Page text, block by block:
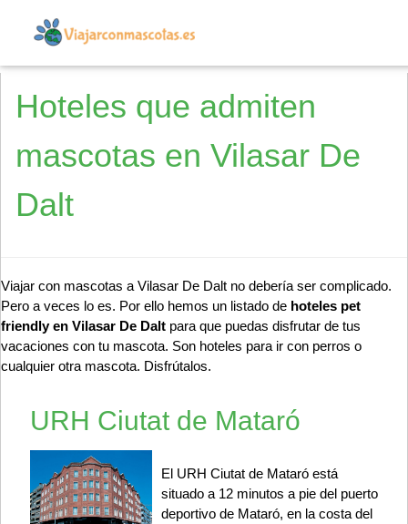
Hoteles que admiten
mascotas en Vilasar De
Dalt
Viajar con mascotas a Vilasar De Dalt no debería ser complicado.
Pero a veces lo es. Por ello hemos un listado de hoteles pet
friendly en Vilasar De Dalt para que puedas disfrutar de tus
vacaciones con tu mascota. Son hoteles para ir con perros o
cualquier otra mascota. Disfrútalos.
URH Ciutat de Mataró
El URH Ciutat de Mataró está
situado a 12 minutos a pie del puerto
deportivo de Mataró, en la costa del